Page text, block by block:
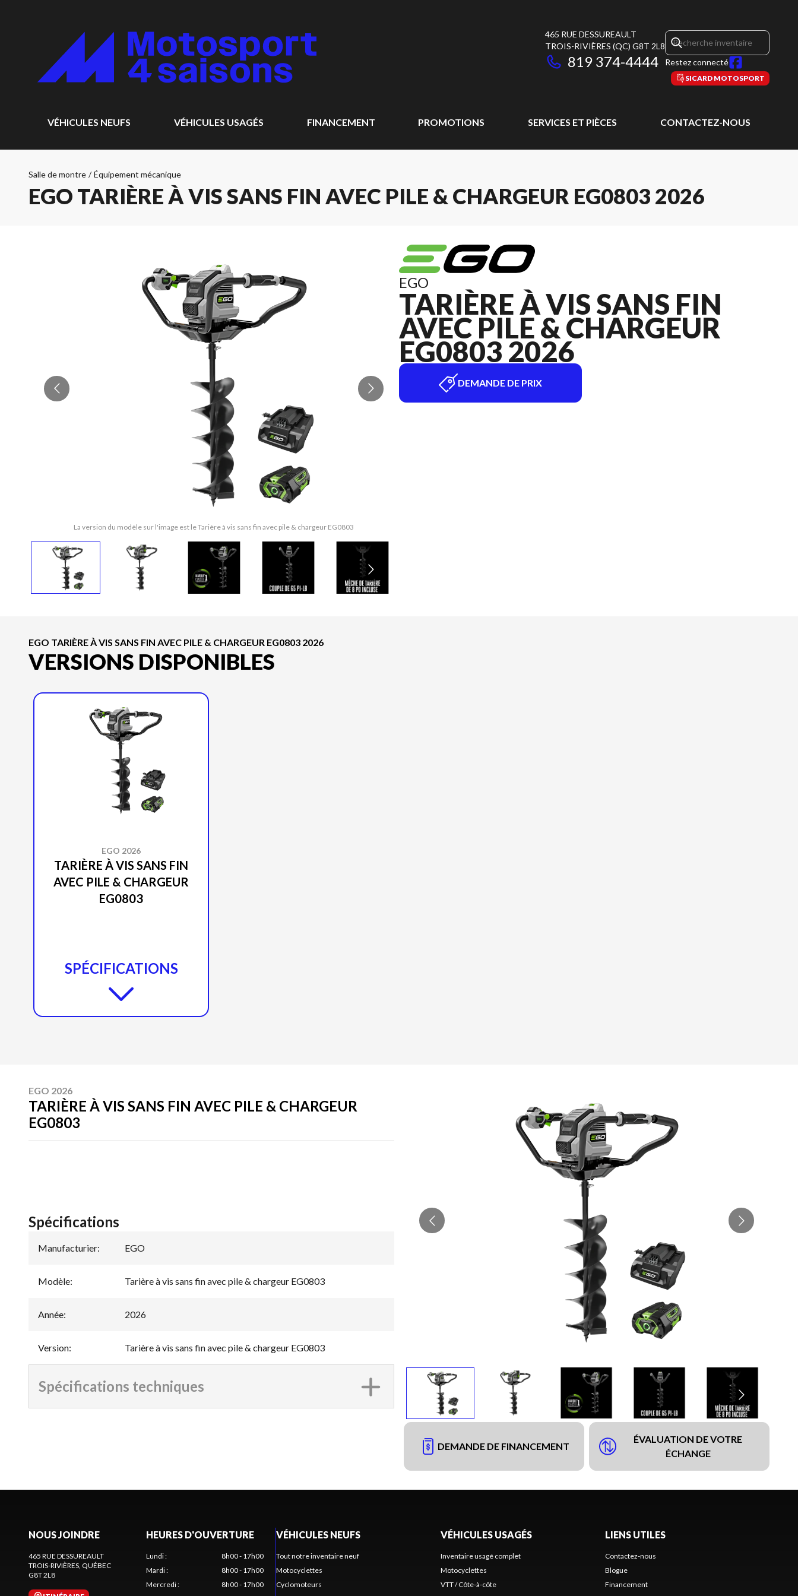
465 RUE DESSUREAULT
TROIS-RIVIÈRES (QC) G8T 2L8
819 374-4444 Restez connecté
SICARD MOTOSPORT
VÉHICULES NEUFS VÉHICULES USAGÉS FINANCEMENT PROMOTIONS SERVICES ET PIÈCES CONTACTEZ-NOUS
Salle de montre / Équipement mécanique
EGO TARIÈRE À VIS SANS FIN AVEC PILE & CHARGEUR EG0803 2026
La version du modèle sur l'image est le Tarière à vis sans fin avec pile & chargeur EG0803
EGO
TARIÈRE À VIS SANS FIN
AVEC PILE & CHARGEUR
EG0803 2026
DEMANDE DE PRIX
EGO TARIÈRE À VIS SANS FIN AVEC PILE & CHARGEUR EG0803 2026
VERSIONS DISPONIBLES
EGO 2026
TARIÈRE À VIS SANS FIN
AVEC PILE & CHARGEUR
EG0803
SPÉCIFICATIONS
EGO 2026
TARIÈRE À VIS SANS FIN AVEC PILE & CHARGEUR
EG0803
DEMANDE DE FINANCEMENT
ÉVALUATION DE VOTRE
ÉCHANGE
Spécifications
Manufacturier: EGO
Modèle: Tarière à vis sans fin avec pile & chargeur EG0803
Année: 2026
Version: Tarière à vis sans fin avec pile & chargeur EG0803
Spécifications techniques
NOUS JOINDRE
465 RUE DESSUREAULT
TROIS-RIVIÈRES, QUÉBEC
G8T 2L8
HEURES D'OUVERTURE
Lundi:
8h00 - 17h00
Mardi:
8h00 - 17h00
Mercredi:
8h00 - 17h00
VÉHICULES NEUFS
Tout notre inventaire neuf
Motocyclettes
Cyclomoteurs
VÉHICULES USAGÉS
Inventaire usagé complet
Motocyclettes
VTT / Côte-à-côte
LIENS UTILES
Contactez-nous
Blogue
Financement